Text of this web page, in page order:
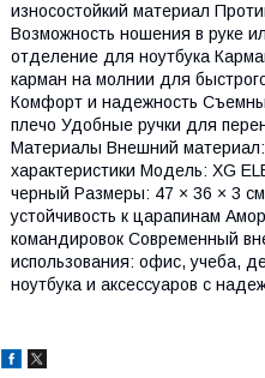
износостойкий материал
Возможность ношения в руке
отделение для ноутбука
карман на молнии для
Комфорт и надежность
плечо Удобные ручки для
Материалы Внешний материал:
характеристики Модель: XG
черный Размеры: 47 × 36 × 3
устойчивость к царапинам
командировок Современный
использования: офис, учеба,
ноутбука и аксессуаров с